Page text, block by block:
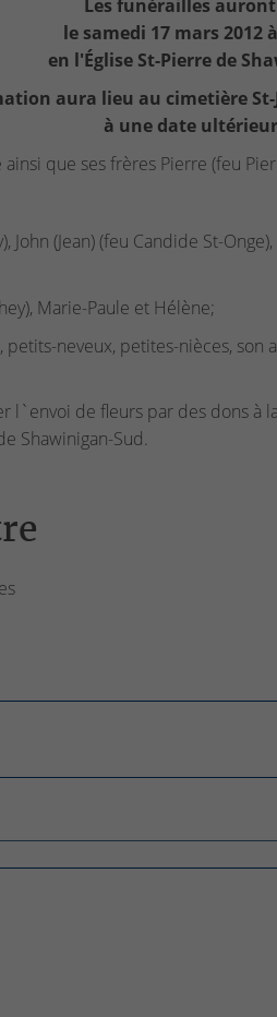
Les funérailles
le samedi 17 mars 2012
en l'Église St-Pierre de
aura lieu au cimetière St-
à une date
que ses frères Pierre (feu
John (Jean) (feu Candide St-
Marie-Paule et Hélène;
neveux, petites-nièces,
l`envoi de fleurs par des dons à
Shawinigan-Sud.